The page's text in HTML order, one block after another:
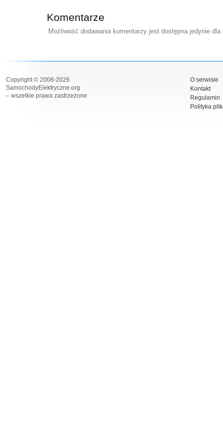
Komentarze
Możliwość dodawania komentarzy jest dostępna jedynie
Copyright © 2008-2026
SamochodyElektryczne.org
– wszelkie prawa zastrzeżone
O serwisie
Kontakt
Regulamin
Polityka